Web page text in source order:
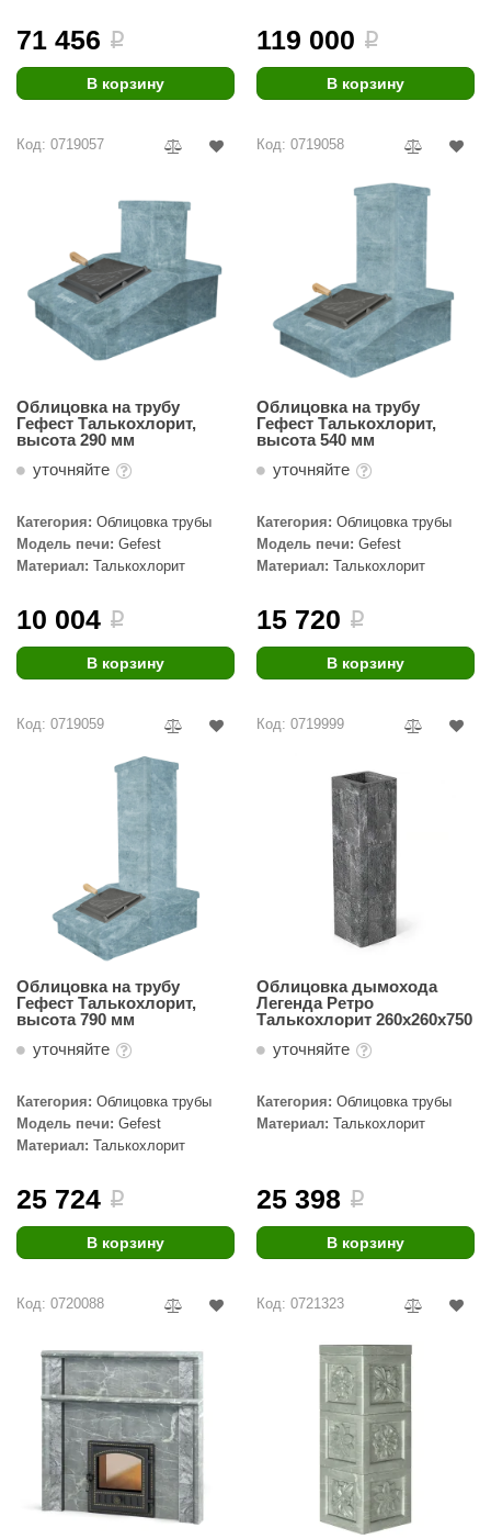
Sauna
icon
71 456 i
В корзину
119 000 i
В корзину
Код: 0719057
Облицовка на трубу
Гефест Талькохлорит,
высота 290 мм
уточняйте
Категория: Облицовка трубы
Модель печи: Gefest
Материал: Талькохлорит
10 004 i
В корзину
Код: 0719058
Облицовка на трубу
Гефест Талькохлорит,
высота 540 мм
уточняйте
Категория: Облицовка трубы
Модель печи: Gefest
Материал: Талькохлорит
15 720 i
В корзину
Код: 0719059
Облицовка на трубу
Гефест Талькохлорит,
высота 790 мм
уточняйте
Категория: Облицовка трубы
Модель печи: Gefest
Материал: Талькохлорит
25 724 i
В корзину
Код: 0719999
Облицовка дымохода
Легенда Ретро
Талькохлорит 260х260х750
уточняйте
Категория: Облицовка трубы
Материал: Талькохлорит
25 398 i
В корзину
Код: 0720088 Код: 0721323